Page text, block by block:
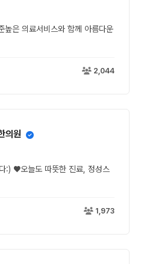
높은 의료서비스와 함께 아름다운
2,044
의원
:) ♥오늘도 따뜻한 진료, 정성스
1,973